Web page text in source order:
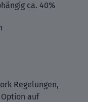
ca. 40%
Regelungen,
auf